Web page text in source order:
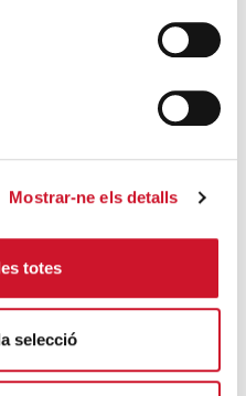
Mostrar-ne els detalls
totes
selecció
la llei per erradicar
que s’aprovi
preocupació per
crida a la
humana
més de